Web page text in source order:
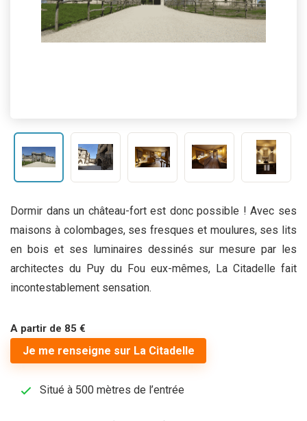
Dormir dans un château-fort est donc possible ! Avec ses
maisons à colombages, ses fresques et moulures, ses lits
en bois et ses luminaires dessinés sur mesure par les
architectes du Puy du Fou eux-mêmes, La Citadelle fait
incontestablement sensation.
A partir de 85 €
Je me renseigne sur La Citadelle
Situé à 500 mètres de l’entrée